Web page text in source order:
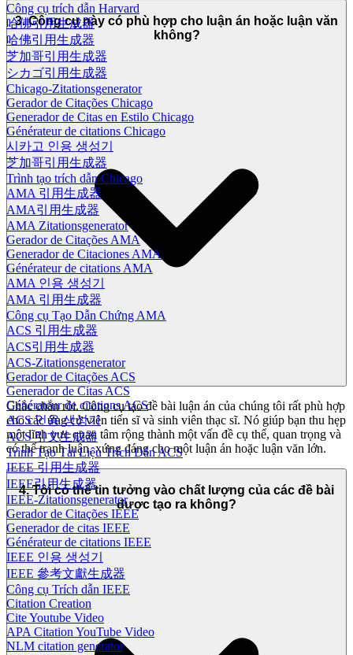
Công cụ trích dẫn Harvard
哈佛引用生成器
哈佛引用生成器
芝加哥引用生成器
シカゴ引用生成器
Chicago-Zitationsgenerator
Gerador de Citações Chicago
Generador de Citas en Estilo Chicago
Générateur de citations Chicago
시카고 인용 생성기
芝加哥引用生成器
Trình tạo trích dẫn Chicago
AMA 引用生成器
AMA引用生成器
AMA Zitationsgenerator
Gerador de Citações AMA
Generador de Citaciones AMA
Générateur de citations AMA
AMA 인용 생성기
AMA 引用生成器
Công cụ Tạo Dẫn Chứng AMA
ACS 引用生成器
ACS引用生成器
ACS-Zitationsgenerator
Gerador de Citações ACS
Generador de Citas ACS
Générateur de citations ACS
ACS 인용 생성기
ACS 引文生成器
Trình Tạo Tài Liệu Trích Dẫn ACS
IEEE 引用生成器
IEEE引用生成器
IEEE-Zitationsgenerator
Gerador de Citações IEEE
Generador de citas IEEE
Générateur de citations IEEE
IEEE 인용 생성기
IEEE 參考文獻生成器
Công cụ Trích dẫn IEEE
Citation Creation
Cite Youtube Video
APA Citation YouTube Video
NLM citation generator
3. Công cụ này có phù hợp cho luận án hoặc luận văn
không?
Chắc chắn rồi. Công cụ tạo đề bài luận án của chúng tôi rất phù hợp
cho các ứng cử viên tiến sĩ và sinh viên thạc sĩ. Nó giúp bạn thu hẹp
một lĩnh vực quan tâm rộng thành một vấn đề cụ thể, quan trọng và
có thể tranh luận, xứng đáng cho một luận án hoặc luận văn lớn.
4. Tôi có thể tin tưởng vào chất lượng của các đề bài
được tạo ra không?